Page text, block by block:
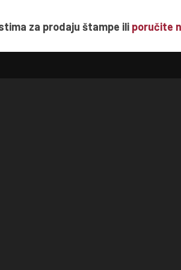
za prodaju štampe ili poručite